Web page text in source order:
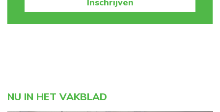
NU IN HET VAKBLAD